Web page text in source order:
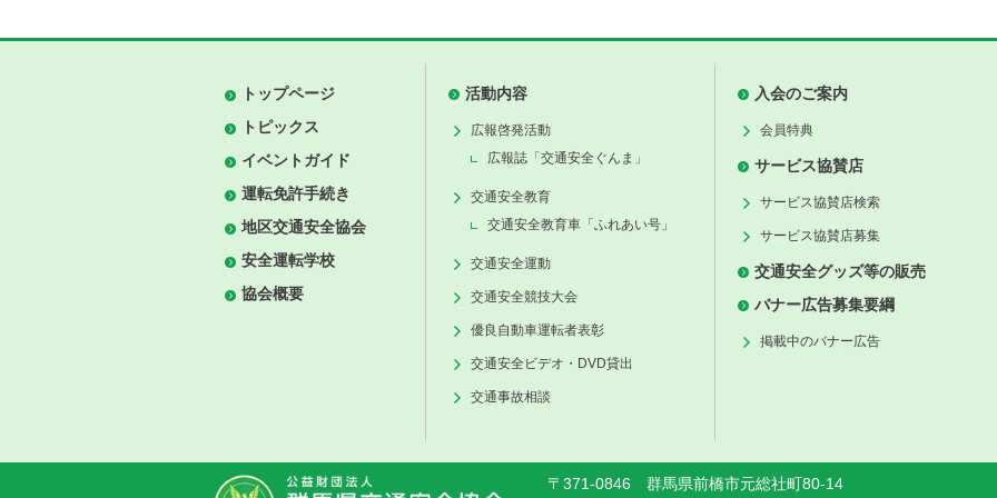
トップページ
トピックス
イベントガイド
運転免許手続き
地区交通安全協会
安全運転学校
協会概要
活動内容
広報啓発活動
広報誌「交通安全ぐんま」
交通安全教育
交通安全教育車「ふれあい号」
交通安全運動
交通安全競技大会
優良自動車運転者表彰
交通安全ビデオ・DVD貸出
交通事故相談
入会のご案内
会員特典
サービス協賛店
サービス協賛店検索
サービス協賛店募集
交通安全グッズ等の販売
バナー広告募集要綱
掲載中のバナー広告
〒371-0846 群馬県前橋市元総社町80-14